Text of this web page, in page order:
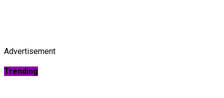
Advertisement
Trending